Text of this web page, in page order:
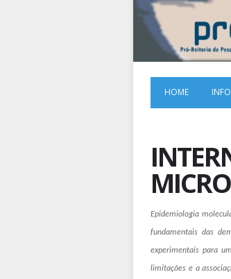
HOME
Epidemiologia
fundamentais das
experimentais para
limitações e a